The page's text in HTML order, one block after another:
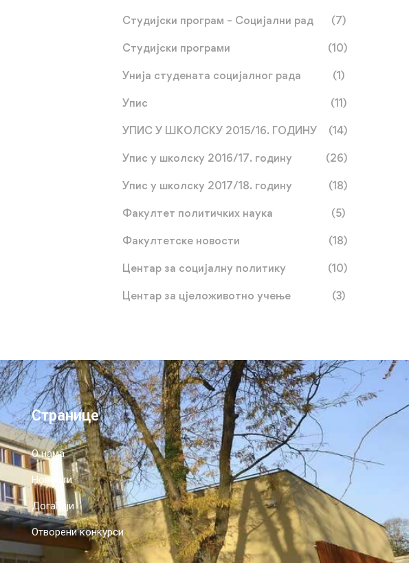
Студијски програм – Социјални рад (7)
Студијски програми (10)
Унија студената социјалног рада (1)
Упис (11)
УПИС У ШКОЛСКУ 2015/16. ГОДИНУ (14)
Упис у школску 2016/17. годину (26)
Упис у школску 2017/18. годину (18)
Факултет политичких наука (5)
Факултетске новости (18)
Центар за социјалну политику (10)
Центар за цјеложивотно учење (3)
Странице
О нама
Новости
Догађаји
Отворени конкурси